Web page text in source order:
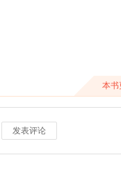
本书
发表评论